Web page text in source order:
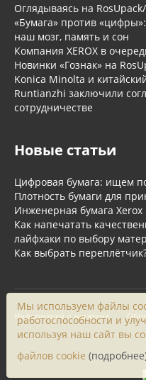
Оглядываясь на
«Бумага» против
наш мозг, память и сон
Компания XEROX в
Новинки «Гознак» на
Konica Minolta и
Runtianzhi заключили
сотрудничестве
Новые статьи
Цифровая бумага: ищем
Плотность бумаги для
Инженерная бумага Xerox
Как напечатать
лайфхаки по выбору
Как выбрать
Информация о магазине
Мы используем файлы
работоспособности и
используя наш сайт вы
файлов cookie